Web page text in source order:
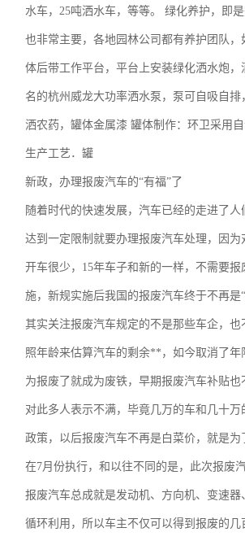
水车，25吨洒水车，等等。 绿化养护，即
也非常主要，各地园林公司都有养护团队
体后带工作平台，平台上安装绿化洒水炮
名的杭州威龙大功率洒水泵，泵可自吸自
洒农药，罐体金属漆 罐体制作：环卫采用
生产工艺．罐
新政，办理报废汽车的“有福”了
随着时代的快速发展，汽车已经的走进了
达到一定限制就要办理报废汽车处理，因
开车很少，15年车子和新的一样，不需要
施，新规实施后我国的报废汽车终于不再是“
其实关注报废汽车规定的不是那些车企，
照年龄来估算汽车的剩余**，如今取消了
为报废了就成为废铁，早期报废汽车补贴
对此多人表示不满，毕竟几万的车和几十
政策，以后报废汽车不再是白菜价，就是
在7月份执行，和以往不同的是，此次报废
报废汽车总成就是发动机、方向机、变速
循环利用，所以车主不仅可以得到报废的